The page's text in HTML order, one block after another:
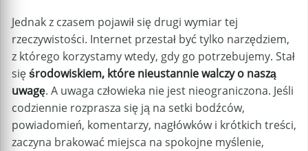
Jednak z czasem pojawił się drugi wymiar tej
rzeczywistości. Internet przestał być tylko narzędziem,
z którego korzystamy wtedy, gdy go potrzebujemy. Stał
sięśrodowiskiem, które nieustannie walczy o naszą
uwagę. A uwaga człowieka nie jest nieograniczona. Jeśli
codziennie rozprasza się ją na setki bodźców,
powiadomień, komentarzy, nagłówków i krótkich treści,
zaczyna brakować miejsca na spokojne myślenie,